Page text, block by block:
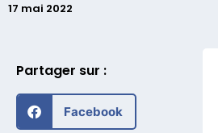
17 mai 2022
Partager sur :
Facebook